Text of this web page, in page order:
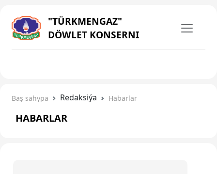
"TÜRKMENGAZ"
DÖWLET KONSERNI
Baş sahypa Redaksiýa Habarlar
HABARLAR